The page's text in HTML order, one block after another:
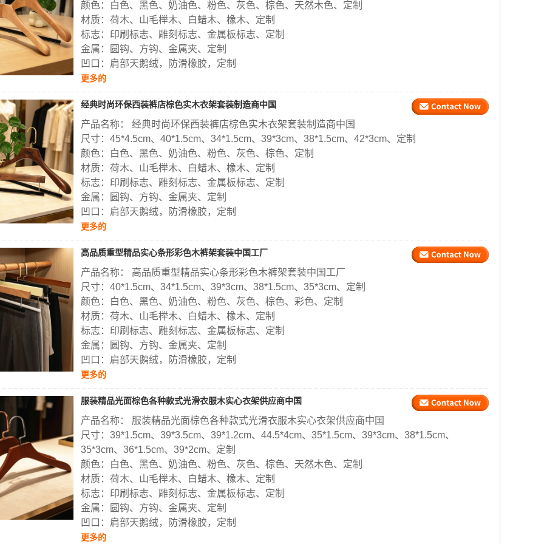
颜色：白色、黑色、奶油色、粉色、灰色、棕色、天然木色、定制
材质：荷木、山毛榉木、白蜡木、橡木、定制
标志：印刷标志、雕刻标志、金属板标志、定制
金属：圆钩、方钩、金属夹、定制
凹口：肩部天鹅绒，防滑橡胶，定制
更多的
经典时尚环保西装裤店棕色实木衣架套装制造商中国
产品名称： 经典时尚环保西装裤店棕色实木衣架套装制造商中国
尺寸：45*4.5cm、40*1.5cm、34*1.5cm、39*3cm、38*1.5cm、42*3cm、定制
颜色：白色、黑色、奶油色、粉色、灰色、棕色、定制
材质：荷木、山毛榉木、白蜡木、橡木、定制
标志：印刷标志、雕刻标志、金属板标志、定制
金属：圆钩、方钩、金属夹、定制
凹口：肩部天鹅绒，防滑橡胶，定制
更多的
高品质重型精品实心条形彩色木裤架套装中国工厂
产品名称： 高品质重型精品实心条形彩色木裤架套装中国工厂
尺寸：40*1.5cm、34*1.5cm、39*3cm、38*1.5cm、35*3cm、定制
颜色：白色、黑色、奶油色、粉色、灰色、棕色、彩色、定制
材质：荷木、山毛榉木、白蜡木、橡木、定制
标志：印刷标志、雕刻标志、金属板标志、定制
金属：圆钩、方钩、金属夹、定制
凹口：肩部天鹅绒，防滑橡胶，定制
更多的
服装精品光面棕色各种款式光滑衣服木实心衣架供应商中国
产品名称： 服装精品光面棕色各种款式光滑衣服木实心衣架供应商中国
尺寸：39*1.5cm、39*3.5cm、39*1.2cm、44.5*4cm、35*1.5cm、39*3cm、38*1.5cm、
35*3cm、36*1.5cm、39*2cm、定制
颜色：白色、黑色、奶油色、粉色、灰色、棕色、天然木色、定制
材质：荷木、山毛榉木、白蜡木、橡木、定制
标志：印刷标志、雕刻标志、金属板标志、定制
金属：圆钩、方钩、金属夹、定制
凹口：肩部天鹅绒，防滑橡胶，定制
更多的